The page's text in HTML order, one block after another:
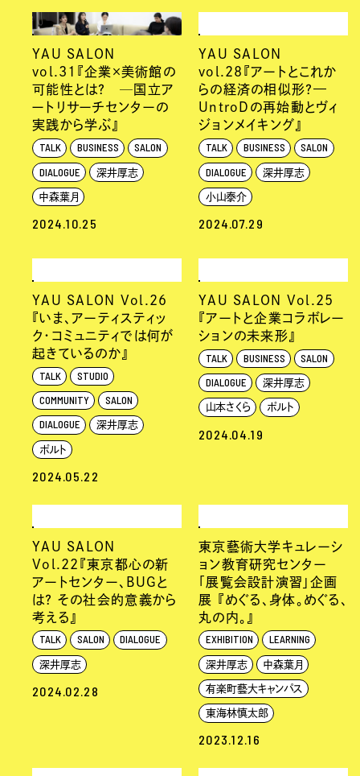
YAU SALON
vol.31『企業×美術館の
可能性とは？ ─国立ア
ートリサーチセンターの
実践から学ぶ』
TALK
BUSINESS
SALON
DIALOGUE
深井厚志
中森葉月
2024.10.25
YAU SALON
vol.28『アートとこれか
らの経済の相似形？—
UntroDの再始動とヴィ
ジョンメイキング』
TALK
BUSINESS
SALON
DIALOGUE
深井厚志
小山泰介
2024.07.29
YAU SALON Vol.26
『いま、アーティスティッ
ク・コミュニティでは何が
起きているのか』
TALK
STUDIO
COMMUNITY
SALON
DIALOGUE
深井厚志
ポルト
2024.05.22
YAU SALON Vol.25
『アートと企業コラボレー
ションの未来形』
TALK
BUSINESS
SALON
DIALOGUE
深井厚志
山本さくら ポルト
2024.04.19
YAU SALON
Vol.22『東京都心の新
アートセンター、BUGと
は？ その社会的意義から
考える』
TALK
SALON DIALOGUE
深井厚志
2024.02.28
東京藝術大学キュレーシ
ョン教育研究センター
「展覧会設計演習」企画
展 『めぐる、身体。めぐる、
丸の内。』
EXHIBITION
LEARNING
深井厚志 中森葉月
有楽町藝大キャンパス
東海林慎太郎
2023.12.16